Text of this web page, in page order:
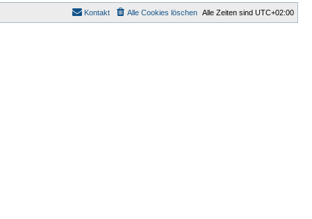
Alle Zeiten sind UTC+02:00
Alle Cookies löschen
Kontakt